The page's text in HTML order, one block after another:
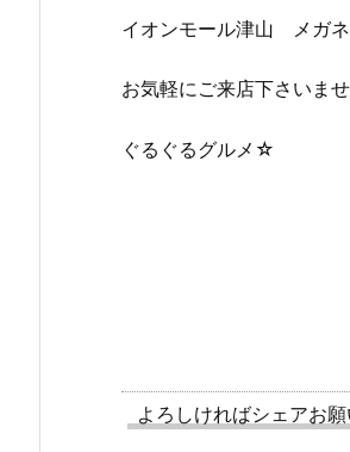
イオンモール津山 メガ
お気軽にご来店下さいませ
ぐるぐるグルメ☆
よろしければシェアお